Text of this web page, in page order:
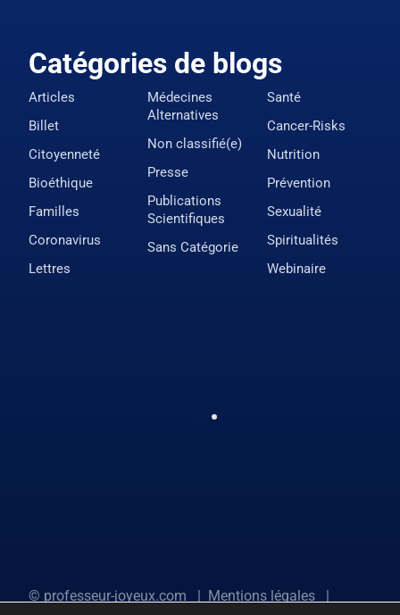
Catégories de blogs
Articles
Billet
Citoyenneté
Bioéthique
Familles
Coronavirus
Lettres
Médecines
Alternatives
Non classifié(e)
Presse
Publications
Scientifiques
Sans Catégorie
Santé
Cancer-Risks
Nutrition
Prévention
Sexualité
Spiritualités
Webinaire
© professeur-joyeux.com | Mentions légales
|